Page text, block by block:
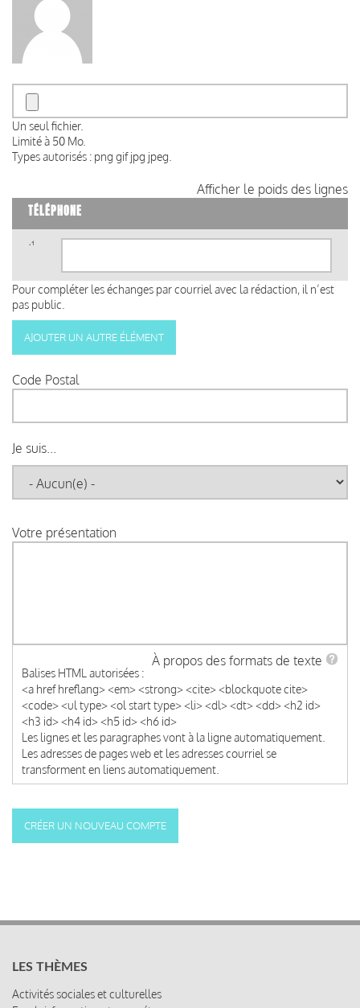
Un seul fichier.
Limité à 50 Mo.
Types autorisés : png gif jpg jpeg.
Afficher le poids des lignes
TÉLÉPHONE
1)
Pour compléter les échanges par courriel avec la rédaction, il n’est
pas public.
Code Postal
Je suis...
Votre présentation
À propos des formats de texte
Balises HTML autorisées :
<a href hreflang> <em> <strong> <cite> <blockquote cite>
<code> <ul type> <ol start type> <li> <dl> <dt> <dd> <h2 id>
<h3 id> <h4 id> <h5 id> <h6 id>
Les lignes et les paragraphes vont à la ligne automatiquement.
Les adresses de pages web et les adresses courriel se
transforment en liens automatiquement.
LES THÈMES
Activités sociales et culturelles